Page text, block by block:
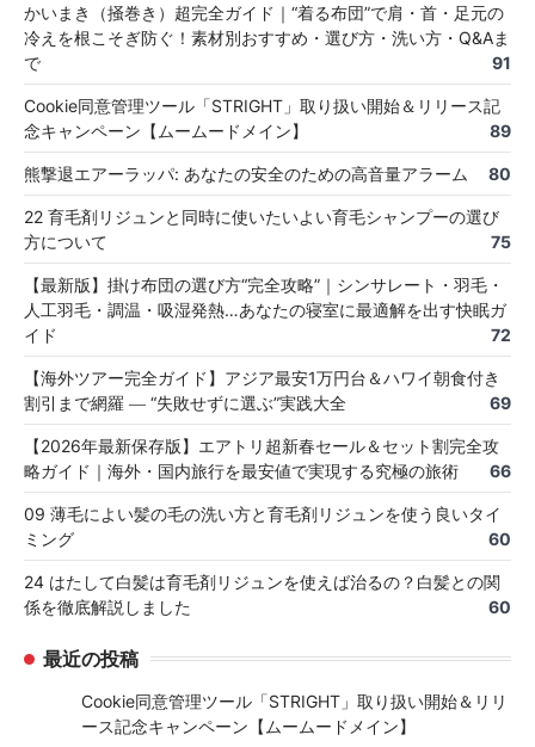
かいまき（掻巻き）超完全ガイド｜“着る布団”で肩・首・足元の
冷えを根こそぎ防ぐ！素材別おすすめ・選び方・洗い方・Q&Aま
で
91
Cookie同意管理ツール「STRIGHT」取り扱い開始＆リリース記
念キャンペーン【ムームードメイン】
89
熊撃退エアーラッパ: あなたの安全のための高音量アラーム 80
22 育毛剤リジュンと同時に使いたいよい育毛シャンプーの選び
方について
75
【最新版】掛け布団の選び方“完全攻略”｜シンサレート・羽毛・
人工羽毛・調温・吸湿発熱…あなたの寝室に最適解を出す快眠ガ
イド
72
【海外ツアー完全ガイド】アジア最安1万円台＆ハワイ朝食付き
割引まで網羅 ― “失敗せずに選ぶ”実践大全
69
【2026年最新保存版】エアトリ超新春セール＆セット割完全攻
略ガイド｜海外・国内旅行を最安値で実現する究極の旅術
66
09 薄毛によい髪の毛の洗い方と育毛剤リジュンを使う良いタイ
ミング
60
24 はたして白髪は育毛剤リジュンを使えば治るの？白髪との関
係を徹底解説しました
60
最近の投稿
Cookie同意管理ツール「STRIGHT」取り扱い開始＆リリ
ース記念キャンペーン【ムームードメイン】